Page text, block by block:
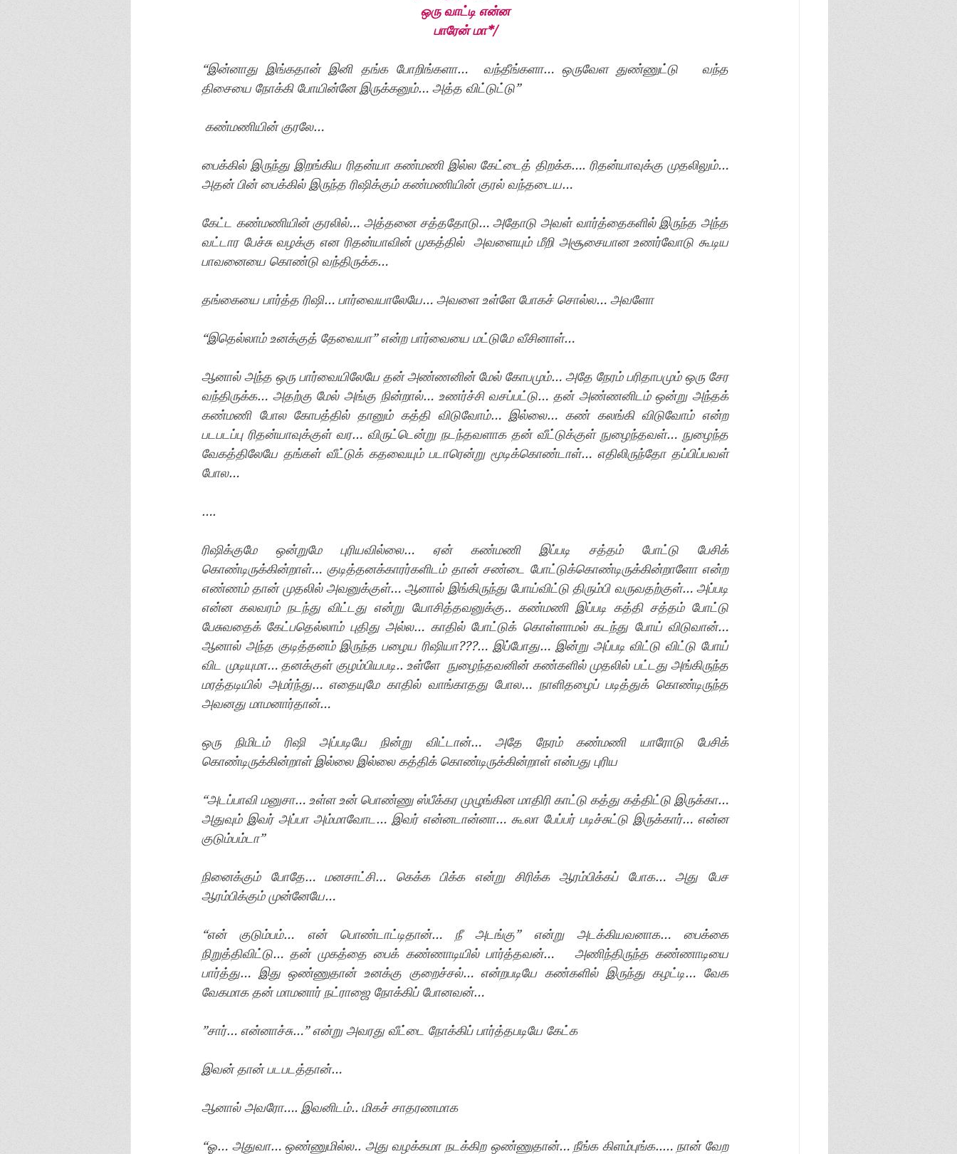
ஒரு வாட்டி என்ன
பாரேன் மா*/
“இன்னாது இங்கதான் இனி தங்க போறிங்களா…  வந்தீங்களா… ஒருவேள துண்ணுட்டு
வந்த
திசையை நோக்கி போயின்னே இருக்கனும்… அத்த விட்டுட்டு”
கண்மணியின் குரலே…
பைக்கில் இருந்து இறங்கிய ரிதன்யா கண்மணி இல்ல கேட்டைத் திறக்க…. ரிதன்யாவுக்கு முதலிலும்…
அதன் பின் பைக்கில் இருந்த ரிஷிக்கும் கண்மணியின் குரல் வந்தடைய…
கேட்ட கண்மணியின் குரலில்… அத்தனை சத்ததோடு… அதோடு அவள் வார்த்தைகளில் இருந்த அந்த
வட்டார பேச்சு வழக்கு என ரிதன்யாவின் முகத்தில்  அவளையும் மீறி அசூசையான உணர்வோடு கூடிய
பாவனையை கொண்டு வந்திருக்க…
தங்கையை பார்த்த ரிஷி… பார்வையாலேயே… அவளை உள்ளே போகச் சொல்ல… அவளோ
“இதெல்லாம் உனக்குத் தேவையா” என்ற பார்வையை மட்டுமே வீசினாள்…
ஆனால் அந்த ஒரு பார்வையிலேயே தன் அண்ணனின் மேல் கோபமும்… அதே நேரம் பரிதாபமும் ஒரு சேர
வந்திருக்க… அதற்கு மேல் அங்கு நின்றால்… உணர்ச்சி வசப்பட்டு… தன் அண்ணனிடம் ஒன்று அந்தக்
கண்மணி போல கோபத்தில் தானும் கத்தி விடுவோம்… இல்லை… கண் கலங்கி விடுவோம் என்ற
படபடப்பு ரிதன்யாவுக்குள் வர… விருட்டென்று நடந்தவளாக தன் வீட்டுக்குள் நுழைந்தவள்… நுழைந்த
வேகத்திலேயே தங்கள் வீட்டுக் கதவையும் படாரென்று மூடிக்கொண்டாள்… எதிலிருந்தோ தப்பிப்பவள்
போல…
….
ரிஷிக்குமே ஒன்றுமே புரியவில்லை… ஏன் கண்மணி இப்படி சத்தம் போட்டு பேசிக்
கொண்டிருக்கின்றாள்… குடித்தனக்காரர்களிடம் தான் சண்டை போட்டுக்கொண்டிருக்கின்றாளோ என்ற
எண்ணம் தான் முதலில் அவனுக்குள்… ஆனால் இங்கிருந்து போய்விட்டு திரும்பி வருவதற்குள்… அப்படி
என்ன கலவரம் நடந்து விட்டது என்று யோசித்தவனுக்கு.. கண்மணி இப்படி கத்தி சத்தம் போட்டு
பேசுவதைக் கேட்பதெல்லாம் புதிது அல்ல… காதில் போட்டுக் கொள்ளாமல் கடந்து போய் விடுவான்…
ஆனால் அந்த குடித்தனம் இருந்த பழைய ரிஷியா???… இப்போது… இன்று அப்படி விட்டு விட்டு போய்
விட முடியுமா… தனக்குள் குழம்பியபடி.. உள்ளே  நுழைந்தவனின் கண்களில் முதலில் பட்டது அங்கிருந்த
மரத்தடியில் அமர்ந்து… எதையுமே காதில் வாங்காதது போல… நாளிதழைப் படித்துக் கொண்டிருந்த
அவனது மாமனார்தான்…
ஒரு நிமிடம் ரிஷி அப்படியே நின்று விட்டான்… அதே நேரம் கண்மணி யாரோடு பேசிக்
கொண்டிருக்கின்றாள் இல்லை இல்லை கத்திக் கொண்டிருக்கின்றாள் என்பது புரிய
“அடப்பாவி மனுசா… உள்ள உன் பொண்ணு ஸ்பீக்கர முழுங்கின மாதிரி காட்டு கத்து கத்திட்டு இருக்கா…
அதுவும் இவர் அப்பா அம்மாவோட… இவர் என்னடான்னா… கூலா பேப்பர் படிச்சுட்டு இருக்கார்… என்ன
குடும்பம்டா”
நினைக்கும் போதே… மனசாட்சி… கெக்க பிக்க என்று சிரிக்க ஆரம்பிக்கப் போக… அது பேச
ஆரம்பிக்கும் முன்னேயே…
“என் குடும்பம்… என் பொண்டாட்டிதான்… நீ அடங்கு” என்று அடக்கியவனாக… பைக்கை
நிறுத்திவிட்டு… தன் முகத்தை பைக் கண்ணாடியில் பார்த்தவன்…
அணிந்திருந்த கண்ணாடியை
பார்த்து… இது ஒண்ணுதான் உனக்கு குறைச்சல்… என்றபடியே கண்களில் இருந்து கழட்டி… வேக
வேகமாக தன் மாமனார் நட்ராஜை நோக்கிப் போனவன்…
”சார்… என்னாச்சு…” என்று அவரது வீட்டை நோக்கிப் பார்த்தபடியே கேட்க
இவன் தான் படபடத்தான்…
ஆனால் அவரோ…. இவனிடம்.. மிகச் சாதரணமாக
“ஓ… அதுவா… ஒண்ணுமில்ல.. அது வழக்கமா நடக்கிற ஒண்ணுதான்… நீங்க கிளம்புங்க..… நான் வேற